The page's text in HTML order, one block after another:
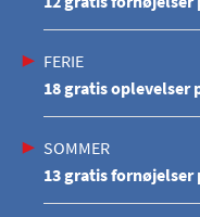
FERIE
18 gratis oplevelser
SOMMER
13 gratis